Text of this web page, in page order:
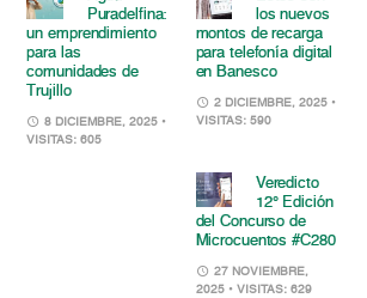
Puradelfina:
un emprendimiento
para las
comunidades de
Trujillo
8 DICIEMBRE, 2025 •
VISITAS: 605
los nuevos
montos de recarga
para telefonía digital
en Banesco
2 DICIEMBRE, 2025 •
VISITAS: 590
Veredicto
12° Edición
del Concurso de
Microcuentos #C280
27 NOVIEMBRE,
2025 • VISITAS: 629